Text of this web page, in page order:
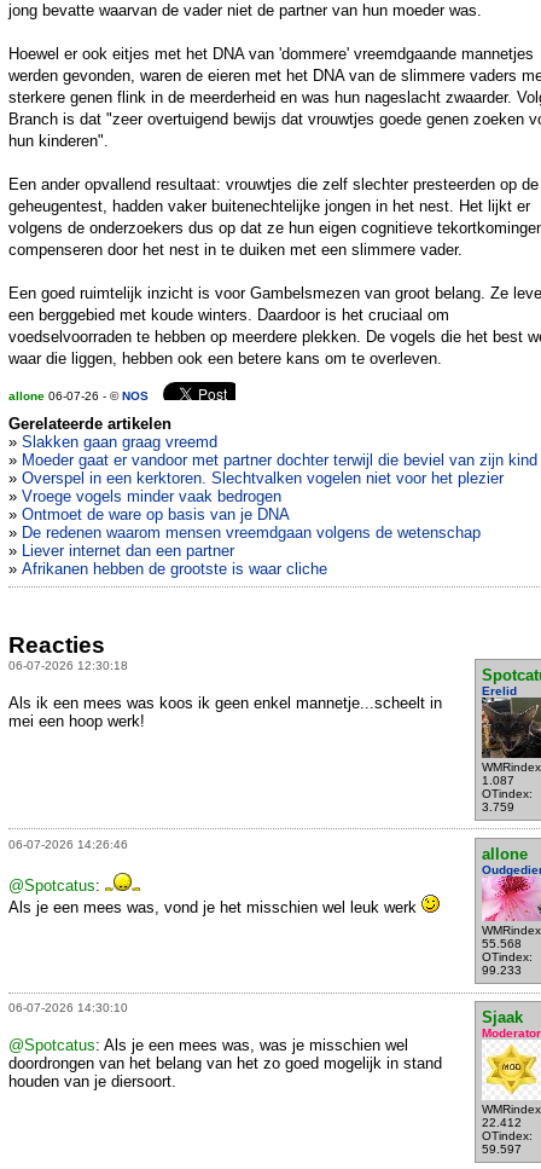
jong bevatte waarvan de vader niet de partner van hun moeder was.
Hoewel er ook eitjes met het DNA van 'dommere' vreemdgaande mannetjes
werden gevonden, waren de eieren met het DNA van de slimmere vaders
sterkere genen flink in de meerderheid en was hun nageslacht zwaarder.
Branch is dat "zeer overtuigend bewijs dat vrouwtjes goede genen zoeken
hun kinderen".
Een ander opvallend resultaat: vrouwtjes die zelf slechter presteerden op de
geheugentest, hadden vaker buitenechtelijke jongen in het nest. Het lijkt er
volgens de onderzoekers dus op dat ze hun eigen cognitieve
compenseren door het nest in te duiken met een slimmere vader.
Een goed ruimtelijk inzicht is voor Gambelsmezen van groot belang. Ze
een berggebied met koude winters. Daardoor is het cruciaal om
voedselvoorraden te hebben op meerdere plekken. De vogels die het best
waar die liggen, hebben ook een betere kans om te overleven.
allone 06-07-26 - ©NOS
Gerelateerde artikelen
» Slakken gaan graag vreemd
» Moeder gaat er vandoor met partner dochter terwijl die beviel van zijn kind
» Overspel in een kerktoren. Slechtvalken vogelen niet voor het plezier
» Vroege vogels minder vaak bedrogen
» Ontmoet de ware op basis van je DNA
» De redenen waarom mensen vreemdgaan volgens de wetenschap
» Liever internet dan een partner
» Afrikanen hebben de grootste is waar cliche
Reacties
06-07-2026 12:30:18
Erelid
1.087
OTindex:
3.759
Als ik een mees was koos ik geen enkel mannetje...scheelt in
mei een hoop werk!
06-07-2026 14:26:46
allone
55.568
OTindex:
99.233
@Spotcatus:
Als je een mees was, vond je het misschien wel leuk werk
06-07-2026 14:30:10
Sjaak
Moderator
22.412
OTindex:
59.597
@Spotcatus: Als je een mees was, was je misschien wel
doordrongen van het belang van het zo goed mogelijk in stand
houden van je diersoort.